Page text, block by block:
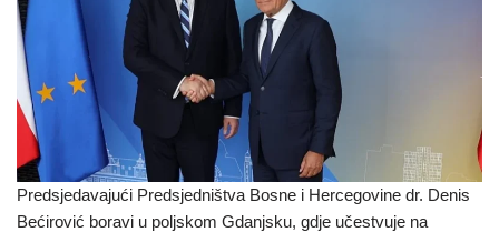
Predsjedavajući Predsjedništva Bosne i Hercegovine dr. Denis
Bećirović boravi u poljskom Gdanjsku, gdje učestvuje na